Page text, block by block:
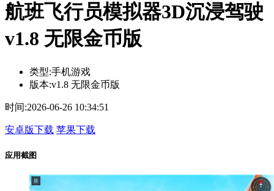
航班飞行员模拟器3D沉浸驾驶
v1.8 无限金币版
类型:手机游戏
版本:v1.8 无限金币版
时间:2026-06-26 10:34:51
安卓版下载 苹果下载
应用截图